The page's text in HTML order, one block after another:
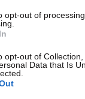
opt-out of
opt-out of
Data that Is